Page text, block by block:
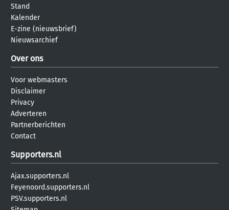
Stand
Kalender
E-zine (nieuwsbrief)
Nieuwsarchief
Over ons
Voor webmasters
Disclaimer
Privacy
Adverteren
Partnerberichten
Contact
Supporters.nl
Ajax.supporters.nl
Feyenoord.supporters.nl
PSV.supporters.nl